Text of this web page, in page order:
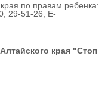
по правам ребенка:
29-51-26; E-
края "Стоп